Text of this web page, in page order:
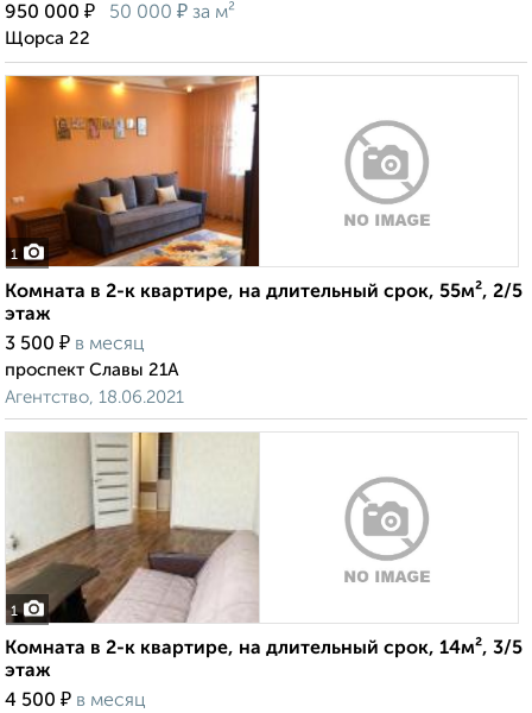
950 000 ₽ 50 000 ₽ за м²
Щорса 22
1
Комната в 2-к квартире, на длительный срок, 55м², 2/5
этаж
3 500 ₽ в месяц
проспект Славы 21А
Агентство, 18.06.2021
1
Комната в 2-к квартире, на длительный срок, 14м², 3/5
этаж
4 500 ₽ в месяц